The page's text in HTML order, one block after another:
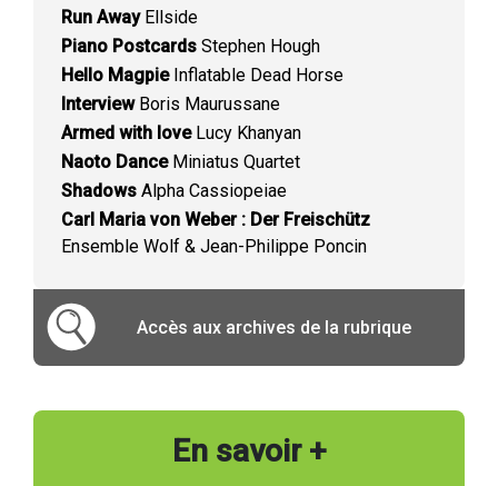
Run AwayEllside
Piano Postcards Stephen Hough
Hello MagpieInflatable Dead Horse
InterviewBoris Maurussane
Armed with loveLucy Khanyan
Naoto DanceMiniatus Quartet
Shadows Alpha Cassiopeiae
Carl Maria von Weber : Der Freischütz
Ensemble Wolf & Jean-Philippe Poncin
Accès aux archives de la rubrique
En savoir +